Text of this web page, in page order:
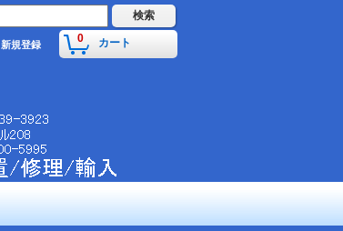
0 カート
新規登録